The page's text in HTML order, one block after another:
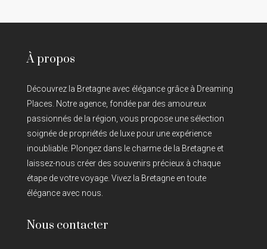
À propos
Découvrez la Bretagne avec élégance grâce à Dreaming
Places. Notre agence, fondée par des amoureux
passionnés de la région, vous propose une sélection
soignée de propriétés de luxe pour une expérience
inoubliable. Plongez dans le charme de la Bretagne et
laissez-nous créer des souvenirs précieux à chaque
étape de votre voyage. Vivez la Bretagne en toute
élégance avec nous.
Nous contacter